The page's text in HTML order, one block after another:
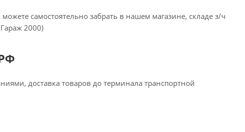
самостоятельно забрать в нашем магазине, складе з/ч
2000)
доставка товаров до терминала транспортной